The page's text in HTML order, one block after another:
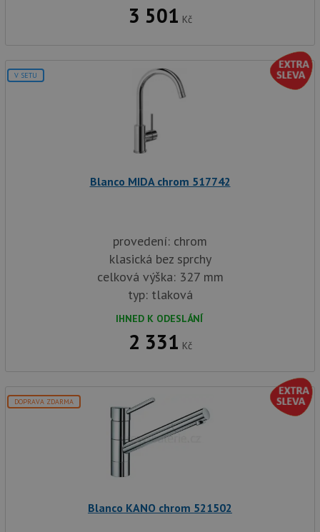
3 501 Kč
V SETU
Blanco MIDA chrom 517742
provedení: chrom
klasická bez sprchy
celková výška: 327 mm
typ: tlaková
IHNED K ODESLÁNÍ
2 331 Kč
DOPRAVA ZDARMA
Blanco KANO chrom 521502